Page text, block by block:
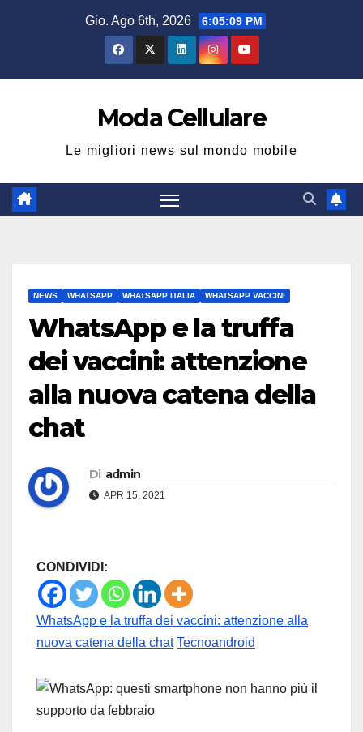
Gio. Ago 6th, 2026 6:05:09 PM
Moda Cellulare
Le migliori news sul mondo mobile
NEWS WHATSAPP WHATSAPP ITALIA WHATSAPP VACCINI
WhatsApp e la truffa
dei vaccini: attenzione
alla nuova catena della
chat
Di admin
APR 15, 2021
CONDIVIDI:
WhatsApp e la truffa dei vaccini: attenzione alla
nuova catena della chat Tecnoandroid